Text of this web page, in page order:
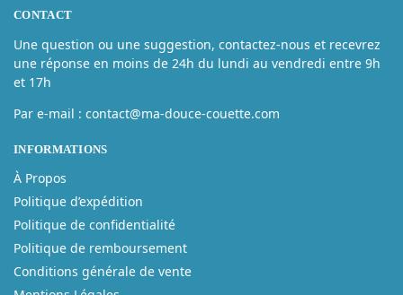
CONTACT
Une question ou une suggestion, contactez-nous et recevrez
une réponse en moins de 24h du lundi au vendredi entre 9h
et 17h
Par e-mail : contact@ma-douce-couette.com
INFORMATIONS
À Propos
Politique d’expédition
Politique de confidentialité
Politique de remboursement
Conditions générale de vente